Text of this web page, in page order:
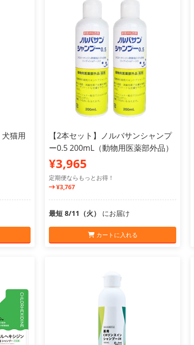
猫用
【2本セット】ノルバサンシャンプ
ー0.5 200mL（動物用医薬部外品）
¥3,965
定期便ならもっとお得！
¥3,767
最短 8/11（火） にお届け
カートに入れる